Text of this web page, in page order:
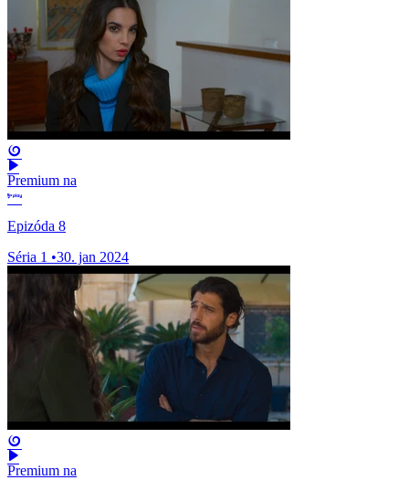
Premium na
Epizóda 8
Séria 1 •30. jan 2024
Premium na